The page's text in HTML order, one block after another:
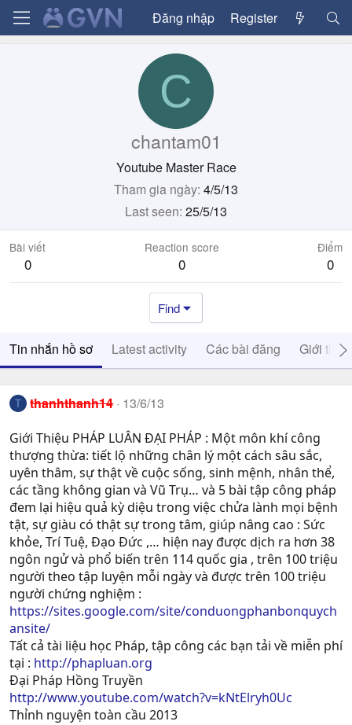
Đăng nhập Register
C
chantam01
Youtube Master Race
Tham gia ngày 4/5/13
Last seen 25/5/13
Bài viết
0
Reaction score
0
Điểm
0
Find
Tin nhắn hồ sơ Latest activity Các bài đăng Giới thiệu
T thanhthanh14 13/6/13
Giới Thiệu PHÁP LUÂN ĐẠI PHÁP : Một môn khí công
thượng thừa: tiết lộ những chân lý một cách sâu sắc,
uyên thâm, sự thật về cuộc sống, sinh mệnh, nhân thể,
các tầng không gian và Vũ Trụ… và 5 bài tập công pháp
đem lại hiệu quả kỳ diệu trong việc chửa lành mọi bệnh
tật, sự giàu có thật sự trong tâm, giúp nâng cao : Sức
khỏe, Trí Tuệ, Ðạo Ðức ,… hiện nay được dịch ra hơn 38
ngôn ngử và phổ biến trên 114 quốc gia , trên 100 triệu
người theo tập luyện mỗi ngày và được trên 100 triệu
người chứng nghiệm :
https://sites.google.com/site/conduongphanbonquych
ansite/
Tất cả tài liệu học Pháp, tập công các bạn tải về miễn phí
tại : http://phapluan.org
Đại Pháp Hồng Truyền
http://www.youtube.com/watch?v=kNtElryh0Uc
Thỉnh nguyện toàn cầu 2013